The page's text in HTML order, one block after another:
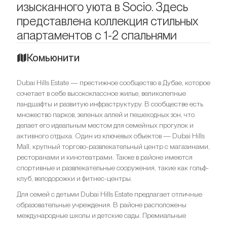
изысканного уюта в Socio. Здесь
представлена коллекция стильных
апартаментов с 1-2 спальнями
Комьюнити
Dubai Hills Estate — престижное сообщество в Дубае, которое
сочетает в себе высококлассное жилье, великолепные
ландшафты и развитую инфраструктуру. В сообществе есть
множество парков, зеленых аллей и пешеходных зон, что
делает его идеальным местом для семейных прогулок и
активного отдыха. Один из ключевых объектов — Dubai Hills
Mall, крупный торгово-развлекательный центр с магазинами,
ресторанами и кинотеатрами. Также в районе имеются
спортивные и развлекательные сооружения, такие как гольф-
клуб, велодорожки и фитнес-центры.
Для семей с детьми Dubai Hills Estate предлагает отличные
образовательные учреждения. В районе расположены
международные школы и детские сады. Премиальные